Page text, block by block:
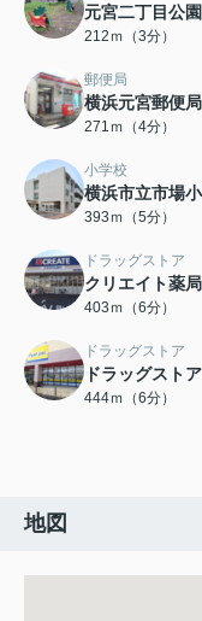
元宮二丁目公園
212ｍ（3分）
郵便局
横浜元宮郵便局
271ｍ（4分）
小学校
横浜市立市場
393ｍ（5分）
ドラッグストア
クリエイト薬
403ｍ（6分）
ドラッグストア
ドラッグスト
444ｍ（6分）
地図